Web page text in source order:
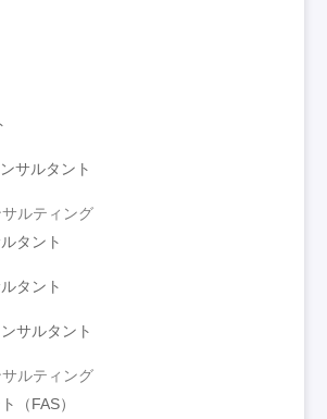
サルタント
ルティング
タント
タント
サルタント
ルティング
（FAS）